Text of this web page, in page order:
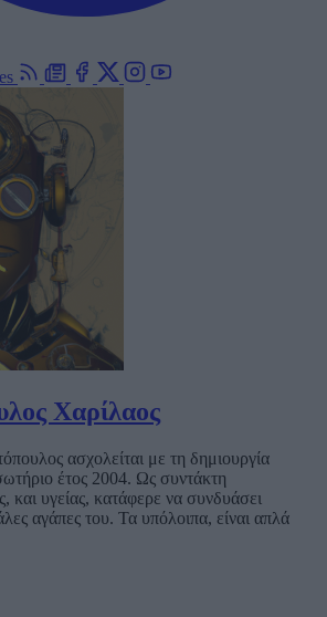
Χαρίλαος
ασχολείται με τη δημιουργία
έτος 2004. Ως συντάκτη
και υγείας, κατάφερε να συνδυάσει
αγάπες του. Τα υπόλοιπα, είναι απλά